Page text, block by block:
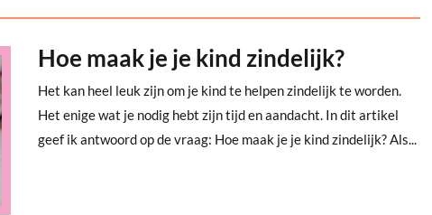
Hoe maak je je kind zindelijk?
Het kan heel leuk zijn om je kind te helpen zindelijk te worden.
Het enige wat je nodig hebt zijn tijd en aandacht. In dit artikel
geef ik antwoord op de vraag: Hoe maak je je kind zindelijk? Als...